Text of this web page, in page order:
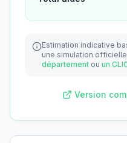
Estimation indicative
une simulation
département ou un
Version